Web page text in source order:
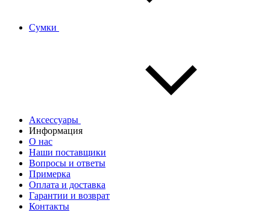
Сумки
Аксессуары
Информация
О нас
Наши поставщики
Вопросы и ответы
Примерка
Оплата и доставка
Гарантии и возврат
Контакты